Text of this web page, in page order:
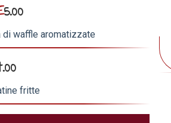
5.00
waffle aromatizzate
fritte